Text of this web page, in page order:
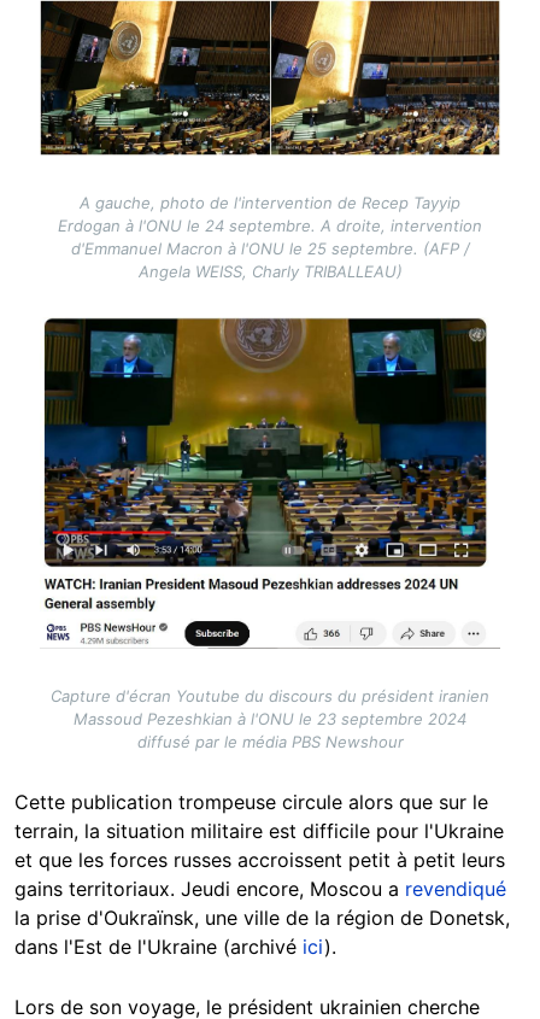
Image
A gauche, photo de l'intervention de Recep Tayyip
Erdogan à l'ONU le 24 septembre. A droite, intervention
d'Emmanuel Macron à l'ONU le 25 septembre. (AFP /
Angela WEISS, Charly TRIBALLEAU)
Image
Capture d'écran Youtube du discours du président iranien
Massoud Pezeshkian à l'ONU le 23 septembre 2024
diffusé par le média PBS Newshour
Cette publication trompeuse circule alors que sur le
terrain, la situation militaire est difficile pour l'Ukraine
et que les forces russes accroissent petit à petit leurs
gains territoriaux. Jeudi encore, Moscou a revendiqué
la prise d'Oukraïnsk, une ville de la région de Donetsk,
dans l'Est de l'Ukraine (archivé ici).
Lors de son voyage, le président ukrainien cherche